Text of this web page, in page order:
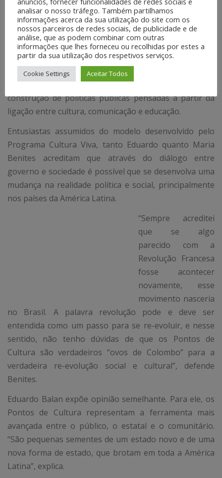
do capitalismo.
SEMENTES DE UMA
NOVA SOCIEDADE
Representantes não brasileiros na mesa do debate,
Eduardo Balan e Maria Benites reforçaram a idéia de
que os Pontos de Cultura são um diferencial na
construção de políticas públicas pensadas a partir da
ligação entre cultura, comunicação e educação.
Entusiastas assumidos do modelo desenvolvido pelo
Programa Cultura Viva, tanto Eduardo quanto Maria
Benites acreditam que através do diálogo entre
governo e sociedade é possível que se desenvolva uma
mudança na realidade política e social, principalmente
nos países da América Latina.
“Sempre acreditei
que se algo
parecido com a
Revolução Francesa
fosse acontecer
novamente, esse
movimento nasceria
no Brasil. A palavra revolução pode e deve ser
entendida como um passo para se re-evoluir, e nesse
sentido, não tenho dúvidas de que os Pontos de
Cultura são verdadeiros “ovos de Colombo” para a
verdadeira re-evolução social e cultural”, defende
Benites.
Eduardo Balan expõe opinião semelhante. Para ele, os
Pontos de Cultura representam a ferramenta mais
avançada entre o público, o estatal e o comunitário.
“São pequenas sementes de um estado novo e de uma
nova forma de estado, que brotam em toda a América
Latina”, explica.
analisar o nosso tráfego. Também partilhamos
informações acerca da sua utilização do site com os
nossos parceiros de redes sociais, de publicidade e de
análise, que as podem combinar com outras
informações que lhes forneceu ou recolhidas por estes a
partir da sua utilização dos respetivos serviços.
Cookie Settings Aceitar Todos